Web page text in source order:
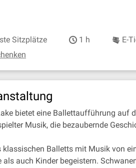
Sitzplätze 1 h
E-
bietet eine Ballettaufführung auf
Musik, die bezaubernde
Balletts mit Musik von
als auch Kinder begeistern.